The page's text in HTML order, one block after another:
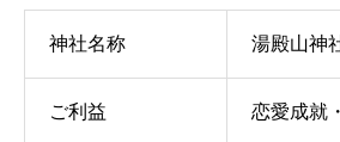
神社名称 湯殿山神
ご利益 恋愛成就